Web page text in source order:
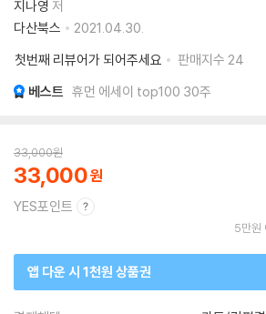
지나영 저
다산북스
2021.04.30.
첫번째 리뷰어가 되어주세요
판매지수 24
베스트 휴먼 에세이 top100 30주
33,000원
33,000
YES포인트
5만원
앱 다운 시 1천원 상품권